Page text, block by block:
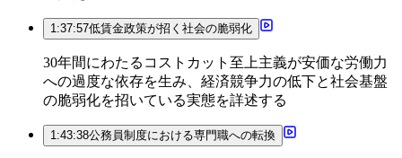
1:37:57低賃金政策が招く社会の脆弱化
30年間にわたるコストカット至上主義が安価な労働力
への過度な依存を生み、経済競争力の低下と社会基盤
の脆弱化を招いている実態を詳述する
1:43:38公務員制度における専門職への転換